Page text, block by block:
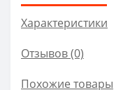
Характеристики
Отзывов (0)
Похожие товары